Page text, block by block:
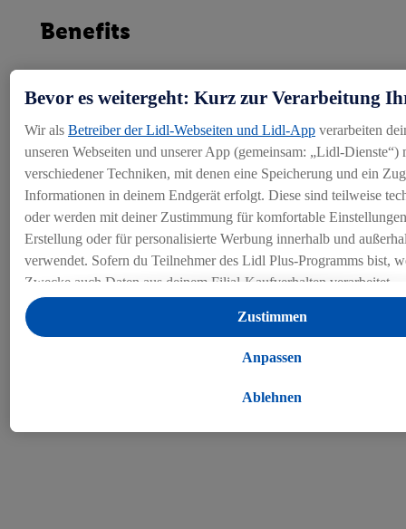
Benefits
Wir bieten
Vorsorge
Jeder Lohnfranken ist BVG-versichert, wobei der
Bevor es weitergeht: Kurz zur Verarbeitung
Wir als Betreiber der Lidl-Webseiten und Lidl-App verarbeiten
unseren Webseiten und unserer App (gemeinsam: „Lidl-Dienste“)
verschiedener Techniken, mit denen eine Speicherung und ein
Informationen in deinem Endgerät erfolgt. Diese sind teilweise
oder werden mit deiner Zustimmung für komfortable
Erstellung oder für personalisierte Werbung innerhalb und
verwendet. Sofern du Teilnehmer des Lidl Plus-Programms bist,
Zwecke auch Daten aus deinem Filial-Kaufverhalten verarbeitet.
Unter „Anpassen“ kannst du einzelne Verwendungszwecke
Angaben zu den Datenverarbeitungen finden.
Techniken zulassen. Durch einen Klick auf „Zustimmen“ stimmst
Verarbeitungen zu sämtlichen vorgenannten Zwecken zu.
mit Wirkung für die Zukunft zu widerrufen, findest du in unseren
Ablehnen
Anpassen
Zustimmen